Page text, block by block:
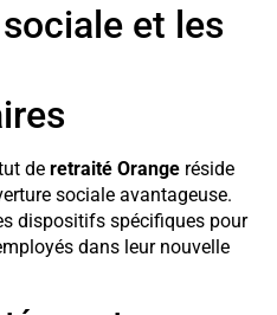
et les
de retraité Orange réside
sociale avantageuse.
dispositifs spécifiques pour
dans leur nouvelle